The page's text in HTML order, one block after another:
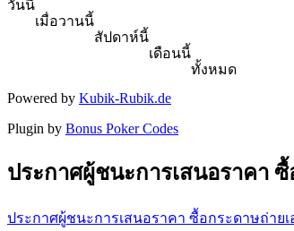
วันนี้
เมื่อวานนี้
สัปดาห์นี้
เดือนนี้
ทั้งหมด
Powered by Kubik-Rubik.de
Plugin by Bonus Poker Codes
ประกาศผู้ชนะการเสนอราคา
ประกาศผู้ชนะการเสนอราคา ซื้อกระดาษถ่าย